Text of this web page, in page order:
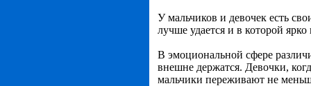
У мальчиков и девочек есть
лучше удается и в которой
В эмоциональной сфере
внешне держатся. Девочки,
мальчики переживают не